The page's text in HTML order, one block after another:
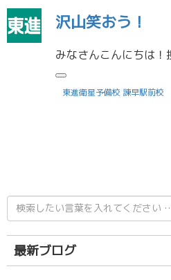
沢山笑おう！
東進衛星予備校 諫早駅前校
検
索
結
果:
最新ブログ